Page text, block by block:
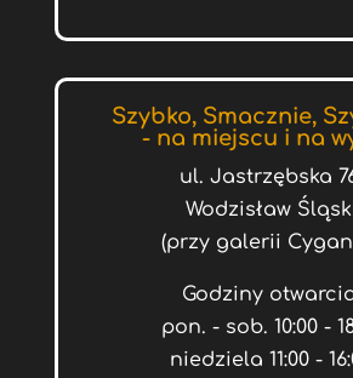
Szybko, Smacznie,
- na miejscu i na
ul. Jastrzębska
Wodzisław
(przy galerii
Godziny
pon. - sob. 10:00 -
niedziela 11:00 -